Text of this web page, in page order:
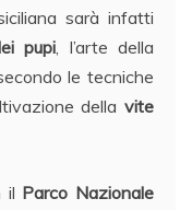
sarà infatti
pupi, l’arte della
le tecniche
della vite
il Parco Nazionale